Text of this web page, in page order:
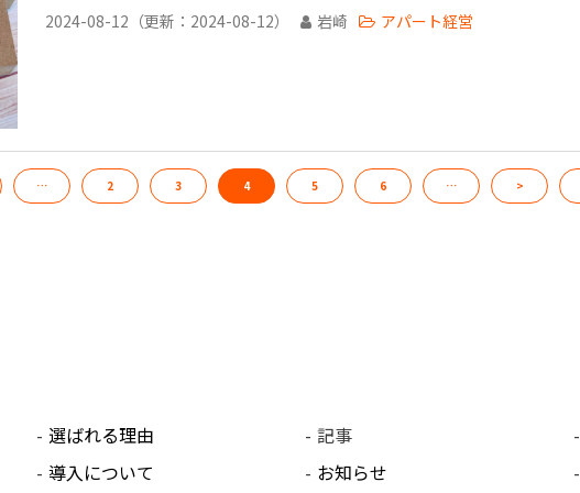
2024-08-12 （更新： 2024-08-12） 岩崎 アパート経営
… 2 3 4 5 6 … >
選ばれる理由
導入について
記事
お知らせ